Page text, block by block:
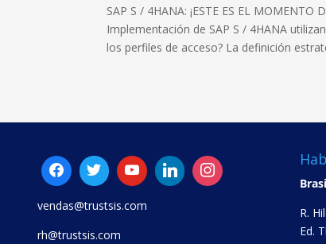
SAP S / 4HANA: ¡ESTE ES EL MOMENTO
Implementación de SAP S / 4HANA
los perfiles de acceso? La definición
vendas@trustsis.com
rh@trustsis.com
R.
Ed.